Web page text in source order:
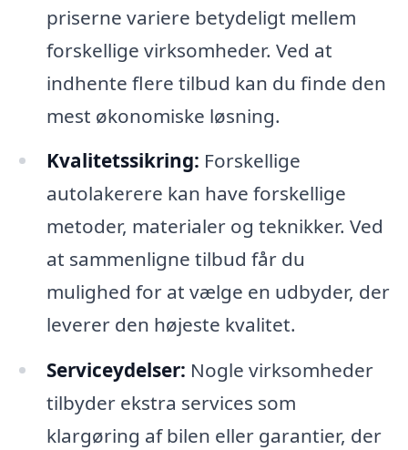
priserne variere betydeligt mellem
forskellige virksomheder. Ved at
indhente flere tilbud kan du finde den
mest økonomiske løsning.
Kvalitetssikring: Forskellige
autolakerere kan have forskellige
metoder, materialer og teknikker. Ved
at sammenligne tilbud får du
mulighed for at vælge en udbyder, der
leverer den højeste kvalitet.
Serviceydelser: Nogle virksomheder
tilbyder ekstra services som
klargøring af bilen eller garantier, der